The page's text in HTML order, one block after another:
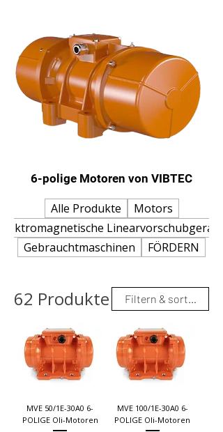
6-polige Motoren von VIBTEC
Alle Produkte
Motors
Elektromagnetische Linearvorschubgeräte
Gebrauchtmaschinen
FÖRDERN
62 Produkte Filtern & sortieren
MVE 50/1E-30A0 6-
POLIGE Oli-Motoren
MVE 100/1E-30A0 6-
POLIGE Oli-Motoren